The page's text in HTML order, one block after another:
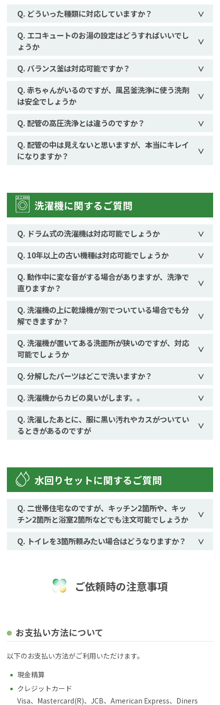
どういった種類に対応していますか？
エコキュートのお湯の設定はどうすればいいでし
ょうか
バランス釜は対応可能ですか？
赤ちゃんがいるのですが、風呂釜洗浄に使う洗剤
は安全でしょうか
配管の高圧洗浄とは違うのですか？
配管の中は見えないと思いますが、本当にキレイ
になりますか？
洗濯機に関するご質問
ドラム式の洗濯機は対応可能でしょうか
10年以上の古い機種は対応可能でしょうか
動作中に変な音がする場合がありますが、洗浄で
直りますか？
洗濯機の上に乾燥機が別でついている場合でも分
解できますか？
洗濯機が置いてある洗面所が狭いのですが、対応
可能でしょうか
分解したパーツはどこで洗いますか？
洗濯機からカビの臭いがします。。
洗濯したあとに、服に黒い汚れやカスがついてい
るときがあるのですが
水回りセットに関するご質問
二世帯住宅なのですが、キッチン2箇所や、キッ
チン2箇所と浴室2箇所などでも注文可能でしょうか
トイレを3箇所頼みたい場合はどうなりますか？
ご依頼時の注意事項
お支払い方法について
以下のお支払い方法がご利用いただけます。
現金精算
クレジットカード
Visa、Mastercard(R)、JCB、American Express、Diners